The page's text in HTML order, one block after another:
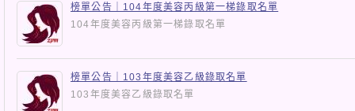
榜單公告｜104年度美容丙級第一梯錄取名單
104年度美容丙級第一梯錄取名單
榜單公告｜103年度美容乙級錄取名單
103年度美容乙級錄取名單